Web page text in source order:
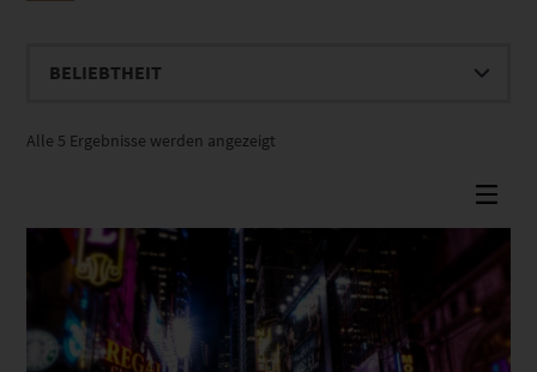
Alle 5 Ergebnisse werden angezeigt
Dieses Produkt weist mehrere Varianten auf. Die Optionen können auf der Produktseite gewählt werden